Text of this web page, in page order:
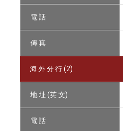
電 話
傳 真
海 外 分 行 (2)
地 址 (英 文)
電 話